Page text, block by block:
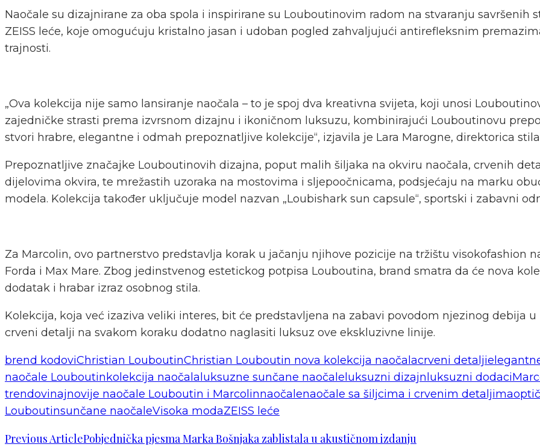
Naočale su dizajnirane za oba spola i inspirirane su Louboutinovim radom na stvaranju
ZEISS leće, koje omogućuju kristalno jasan i udoban pogled zahvaljujući antirefleksnim
trajnosti.
„Ova kolekcija nije samo lansiranje naočala – to je spoj dva kreativna svijeta, koji unosi
zajedničke strasti prema izvrsnom dizajnu i ikoničnom luksuzu, kombinirajući Louboutinovu
stvori hrabre, elegantne i odmah prepoznatljive kolekcije“, izjavila je Lara Marogne, direktorica
Prepoznatljive značajke Louboutinovih dizajna, poput malih šiljaka na okviru naočala, crvenih
dijelovima okvira, te mrežastih uzoraka na mostovima i sljepoočnicama, podsjećaju na marku
modela. Kolekcija također uključuje model nazvan „Loubishark sun capsule“, sportski i zabavni
Za Marcolin, ovo partnerstvo predstavlja korak u jačanju njihove pozicije na tržištu visokofashion
Forda i Max Mare. Zbog jedinstvenog estetickog potpisa Louboutina, brand smatra da će nova
dodatak i hrabar izraz osobnog stila.
Kolekcija, koja već izaziva veliki interes, bit će predstavljena na zabavi povodom njezinog debija
crveni detalji na svakom koraku dodatno naglasiti luksuz ove ekskluzivne linije.
brend kodoviChristian LouboutinChristian Louboutin nova kolekcija naočalacrveni detalji
naočale Louboutin kolekcija naočala luksuzne sunčane naočale luksuzni dizajn luksuzni dodaci
trendovinajnovije naočale Louboutin i Marcolinnaočalenaočale sa šiljcima i crvenim detaljima
Louboutinsunčane naočaleVisoka modaZEISS leće
Previous ArticlePobjednička pjesma Marka Bošnjaka zablistala u akustičnom izdanju